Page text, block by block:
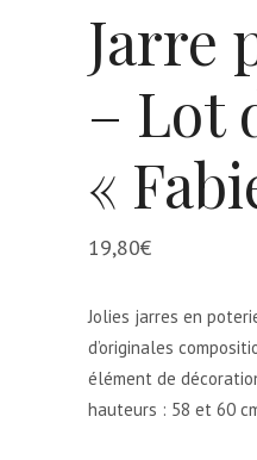
Jarre
– Lot
«
19,80€
Jolies jarres en
d’originales
élément de
hauteurs : 58 et 60